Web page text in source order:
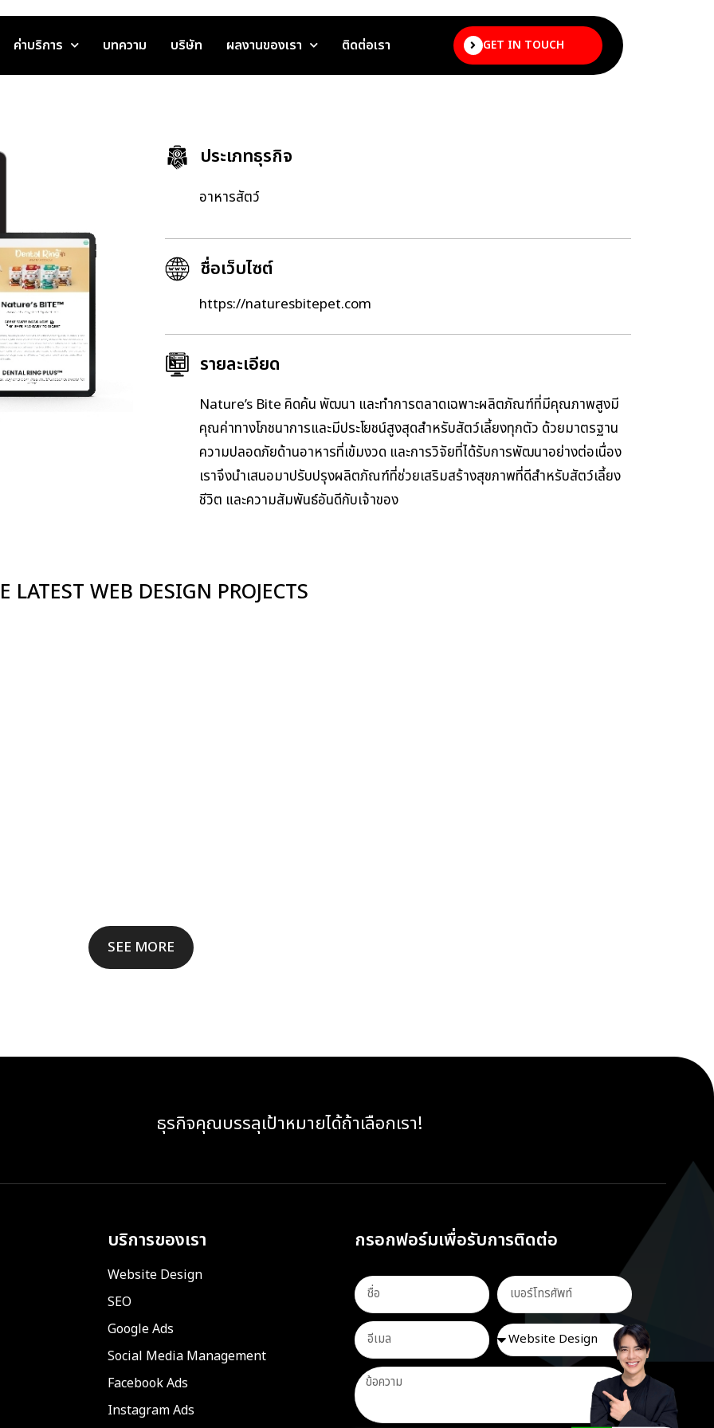
ค่าบริการ บทความ บริษัท ผลงานของเรา ติดต่อเรา GET IN TOUCH
ประเภทธุรกิจ
อาหารสัตว์
ชื่อเว็บไซต์
https://naturesbitepet.com
รายละเอียด
Nature’s Bite คิดค้น พัฒนา และทำการตลาดเฉพาะผลิตภัณฑ์ที่มีคุณภาพสูงมี
คุณค่าทางโภชนาการและมีประโยชน์สูงสุดสำหรับสัตว์เลี้ยงทุกตัว ด้วยมาตรฐาน
ความปลอดภัยด้านอาหารที่เข้มงวด และการวิจัยที่ได้รับการพัฒนาอย่างต่อเนื่อง
เราจึงนำเสนอมาปรับปรุงผลิตภัณฑ์ที่ช่วยเสริมสร้างสุขภาพที่ดีสำหรับสัตว์เลี้ยง
ชีวิต และความสัมพันธ์อันดีกับเจ้าของ
LATEST WEB DESIGN PROJECTS
SEE MORE
ธุรกิจคุณบรรลุเป้าหมายได้ถ้าเลือกเรา!
บริการของเรา
Website Design
SEO
Google Ads
Social Media Management
Facebook Ads
Instagram Ads
กรอกฟอร์มเพื่อรับการติดต่อ